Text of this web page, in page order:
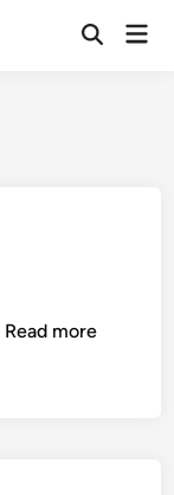
Open
破
Read more